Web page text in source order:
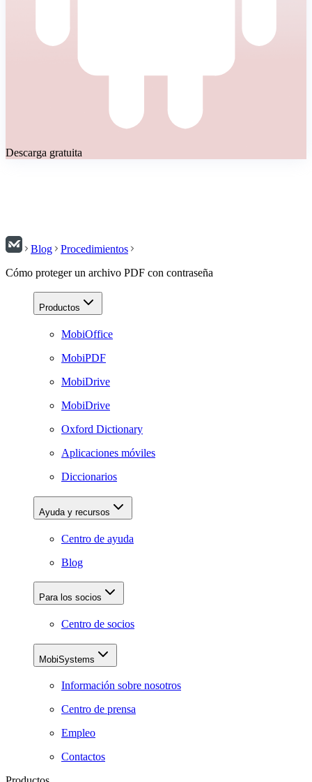
Descarga gratuita
Blog
Procedimientos
Cómo proteger un archivo PDF con contraseña
Productos
MobiOffice
MobiPDF
MobiDrive
MobiDrive
Oxford Dictionary
Aplicaciones móviles
Diccionarios
Ayuda y recursos
Centro de ayuda
Blog
Para los socios
Centro de socios
MobiSystems
Información sobre nosotros
Centro de prensa
Empleo
Contactos